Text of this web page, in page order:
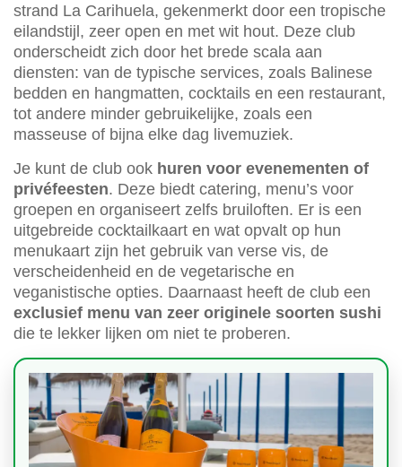
strand La Carihuela, gekenmerkt door een tropische
eilandstijl, zeer open en met wit hout. Deze club
onderscheidt zich door het brede scala aan
diensten: van de typische services, zoals Balinese
bedden en hangmatten, cocktails en een restaurant,
tot andere minder gebruikelijke, zoals een
masseuse of bijna elke dag livemuziek.
Je kunt de club ook huren voor evenementen of
privéfeesten. Deze biedt catering, menu’s voor
groepen en organiseert zelfs bruiloften. Er is een
uitgebreide cocktailkaart en wat opvalt op hun
menukaart zijn het gebruik van verse vis, de
verscheidenheid en de vegetarische en
veganistische opties. Daarnaast heeft de club een
exclusief menu van zeer originele soorten sushi
die te lekker lijken om niet te proberen.